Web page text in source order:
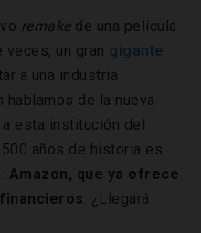
remakede una película
un gran gigante
a una industria
hablamos de la nueva
esta institución del
años de historia es
Amazon, que ya ofrece
. ¿Llegará